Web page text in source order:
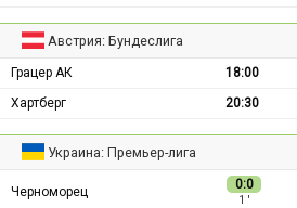
Австрия: Бундеслига
Грацер АК 18:00
Хартберг
20:30
Украина: Премьер-лига
Черноморец 0:0
1 ′